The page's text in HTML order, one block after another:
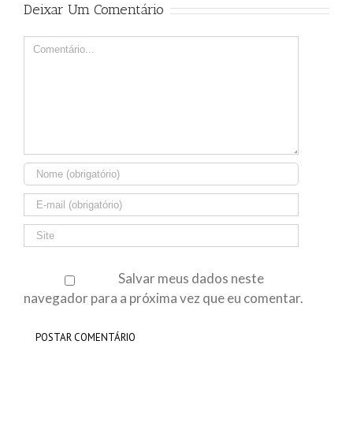
Deixar Um Comentário
Comment
Salvar meus dados neste
navegador para a próxima vez que eu comentar.